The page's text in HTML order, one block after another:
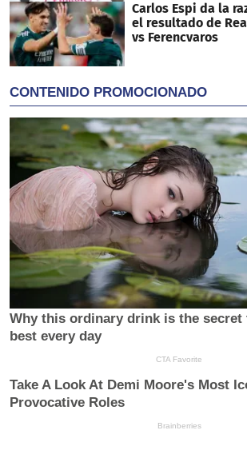
Carlos Espi da la
el resultado de
vs Ferencvaros